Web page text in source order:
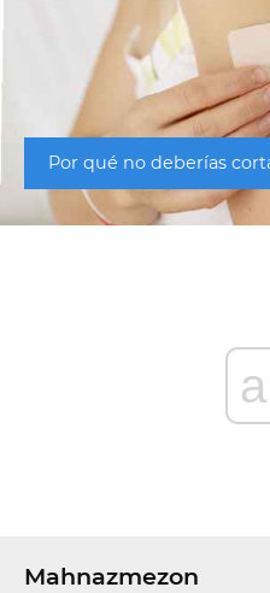
Por qué no deberías
Mahnazmezon